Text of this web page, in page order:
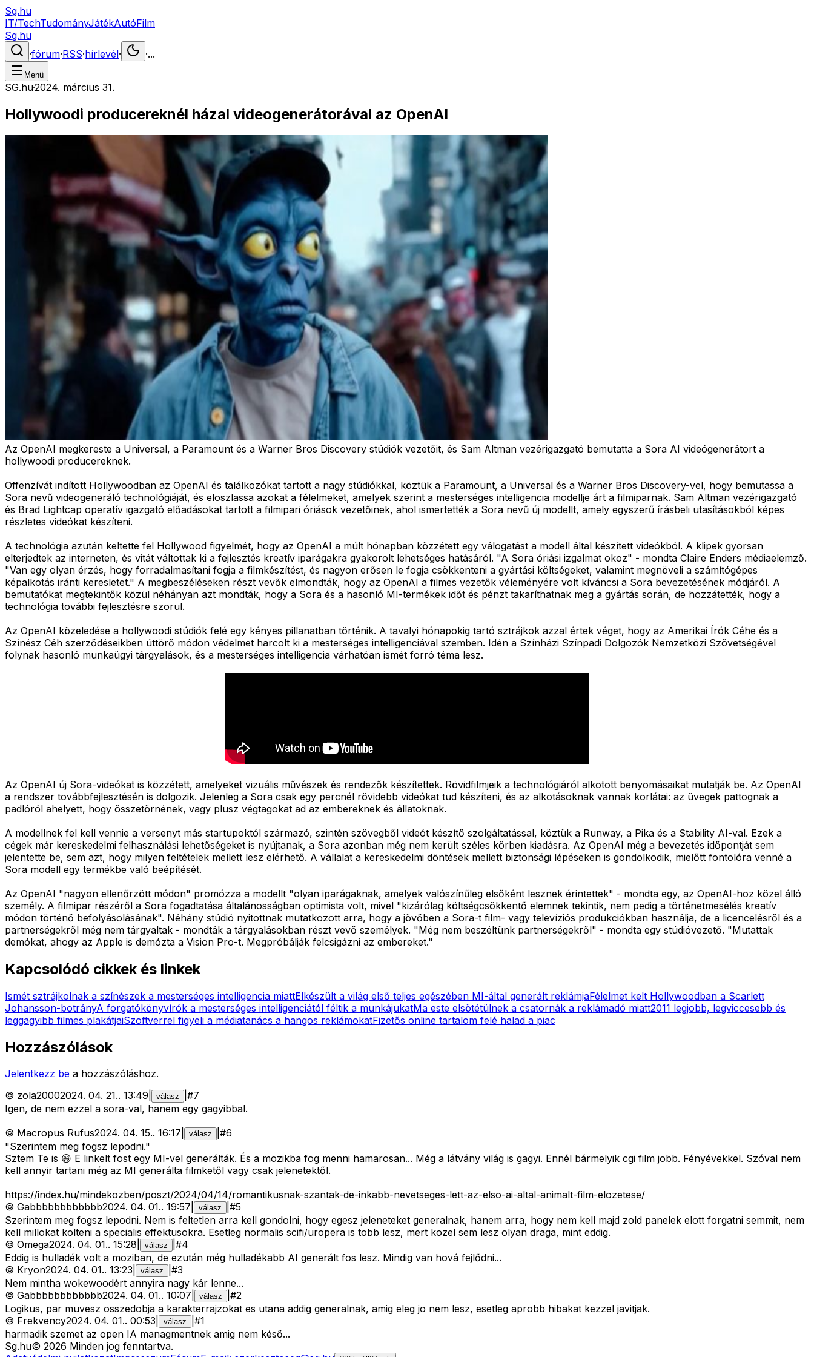
Sg.hu
IT/TechTudományJátékAutóFilm
Sg.hu
·fórum·RSS·hírlevél· ·...
Menü
SG.hu·2024. március 31.
Hollywoodi producereknél házal videogenerátorával az OpenAI
Az OpenAI megkereste a Universal, a Paramount és a Warner Bros Discovery stúdiók vezetőit, és Sam Altman vezérigazgató bemutatta a Sora AI videógenerátort a
hollywoodi producereknek.
Offenzívát indított Hollywoodban az OpenAI és találkozókat tartott a nagy stúdiókkal, köztük a Paramount, a Universal és a Warner Bros Discovery-vel, hogy bemutassa a
Sora nevű videogeneráló technológiáját, és eloszlassa azokat a félelmeket, amelyek szerint a mesterséges intelligencia modellje árt a filmiparnak. Sam Altman vezérigazgató
és Brad Lightcap operatív igazgató előadásokat tartott a filmipari óriások vezetőinek, ahol ismertették a Sora nevű új modellt, amely egyszerű írásbeli utasításokból képes
részletes videókat készíteni.
A technológia azután keltette fel Hollywood figyelmét, hogy az OpenAI a múlt hónapban közzétett egy válogatást a modell által készített videókból. A klipek gyorsan
elterjedtek az interneten, és vitát váltottak ki a fejlesztés kreatív iparágakra gyakorolt lehetséges hatásáról. "A Sora óriási izgalmat okoz" - mondta Claire Enders médiaelemző.
"Van egy olyan érzés, hogy forradalmasítani fogja a filmkészítést, és nagyon erősen le fogja csökkenteni a gyártási költségeket, valamint megnöveli a számítógépes
képalkotás iránti keresletet." A megbeszéléseken részt vevők elmondták, hogy az OpenAI a filmes vezetők véleményére volt kíváncsi a Sora bevezetésének módjáról. A
bemutatókat megtekintők közül néhányan azt mondták, hogy a Sora és a hasonló MI-termékek időt és pénzt takaríthatnak meg a gyártás során, de hozzátették, hogy a
technológia további fejlesztésre szorul.
Az OpenAI közeledése a hollywoodi stúdiók felé egy kényes pillanatban történik. A tavalyi hónapokig tartó sztrájkok azzal értek véget, hogy az Amerikai Írók Céhe és a
Színész Céh szerződéseikben úttörő módon védelmet harcolt ki a mesterséges intelligenciával szemben. Idén a Színházi Színpadi Dolgozók Nemzetközi Szövetségével
folynak hasonló munkaügyi tárgyalások, és a mesterséges intelligencia várhatóan ismét forró téma lesz.
Az OpenAI új Sora-videókat is közzétett, amelyeket vizuális művészek és rendezők készítettek. Rövidfilmjeik a technológiáról alkotott benyomásaikat mutatják be. Az OpenAI
a rendszer továbbfejlesztésén is dolgozik. Jelenleg a Sora csak egy percnél rövidebb videókat tud készíteni, és az alkotásoknak vannak korlátai: az üvegek pattognak a
padlóról ahelyett, hogy összetörnének, vagy plusz végtagokat ad az embereknek és állatoknak.
A modellnek fel kell vennie a versenyt más startupoktól származó, szintén szövegből videót készítő szolgáltatással, köztük a Runway, a Pika és a Stability AI-val. Ezek a
cégek már kereskedelmi felhasználási lehetőségeket is nyújtanak, a Sora azonban még nem került széles körben kiadásra. Az OpenAI még a bevezetés időpontját sem
jelentette be, sem azt, hogy milyen feltételek mellett lesz elérhető. A vállalat a kereskedelmi döntések mellett biztonsági lépéseken is gondolkodik, mielőtt fontolóra venné a
Sora modell egy termékbe való beépítését.
Az OpenAI "nagyon ellenőrzött módon" promózza a modellt "olyan iparágaknak, amelyek valószínűleg elsőként lesznek érintettek" - mondta egy, az OpenAI-hoz közel álló
személy. A filmipar részéről a Sora fogadtatása általánosságban optimista volt, mivel "kizárólag költségcsökkentő elemnek tekintik, nem pedig a történetmesélés kreatív
módon történő befolyásolásának". Néhány stúdió nyitottnak mutatkozott arra, hogy a jövőben a Sora-t film- vagy televíziós produkciókban használja, de a licencelésről és a
partnerségekről még nem tárgyaltak - mondták a tárgyalásokban részt vevő személyek. "Még nem beszéltünk partnerségekről" - mondta egy stúdióvezető. "Mutattak
demókat, ahogy az Apple is demózta a Vision Pro-t. Megpróbálják felcsigázni az embereket."
Kapcsolódó cikkek és linkek
Ismét sztrájkolnak a színészek a mesterséges intelligencia miattElkészült a világ első teljes egészében MI-által generált reklámjaFélelmet kelt Hollywoodban a Scarlett
Johansson-botrányA forgatókönyvírók a mesterséges intelligenciától féltik a munkájukatMa este elsötétülnek a csatornák a reklámadó miatt2011 legjobb, legviccesebb és
leggagyibb filmes plakátjaiSzoftverrel figyeli a médiatanács a hangos reklámokatFizetős online tartalom felé halad a piac
Hozzászólások
Jelentkezz be a hozzászóláshoz.
© zola20002024. 04. 21.. 13:49 válasz #7
Igen, de nem ezzel a sora-val, hanem egy gagyibbal.
© Macropus Rufus2024. 04. 15.. 16:17 válasz #6
"Szerintem meg fogsz lepodni."
Sztem Te is 😄 E linkelt fost egy MI-vel generálták. És a mozikba fog menni hamarosan... Még a látvány világ is gagyi. Ennél bármelyik cgi film jobb. Fényévekkel. Szóval nem
kell annyir tartani még az MI generálta filmketől vagy csak jelenetektől.
https://index.hu/mindekozben/poszt/2024/04/14/romantikusnak-szantak-de-inkabb-nevetseges-lett-az-elso-ai-altal-animalt-film-elozetese/
© Gabbbbbbbbbbbb2024. 04. 01.. 19:57 válasz #5
Szerintem meg fogsz lepodni. Nem is feltetlen arra kell gondolni, hogy egesz jeleneteket generalnak, hanem arra, hogy nem kell majd zold panelek elott forgatni semmit, nem
kell millokat kolteni a specialis effektusokra. Esetleg normalis scifi/uropera is tobb lesz, mert kozel sem lesz olyan draga, mint eddig.
© Omega2024. 04. 01.. 15:28 válasz #4
Eddig is hulladék volt a moziban, de ezután még hulladékabb AI generált fos lesz. Mindig van hová fejlődni...
© Kryon2024. 04. 01.. 13:23 válasz #3
Nem mintha wokewoodért annyira nagy kár lenne...
© Gabbbbbbbbbbbb2024. 04. 01.. 10:07 válasz #2
Logikus, par muvesz osszedobja a karakterrajzokat es utana addig generalnak, amig eleg jo nem lesz, esetleg aprobb hibakat kezzel javitjak.
© Frekvency2024. 04. 01.. 00:53 válasz #1
harmadik szemet az open IA managmentnek amig nem késő...
Sg.hu© 2026 Minden jog fenntartva.